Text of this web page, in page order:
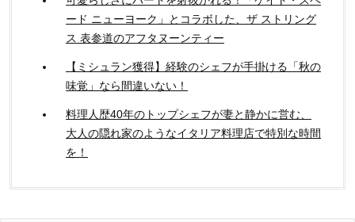
ード ニューヨーク」とコラボした、ザ ストリング
ス 表参道のアフタヌーンティー
【ミシュラン獲得】経験のシェフが手掛ける「秋の
味覚」なら間違いない！
料理人歴40年のトップシェフが妻と静かに営む、
大人の隠れ家のようなイタリア料理店で特別な時間
を！